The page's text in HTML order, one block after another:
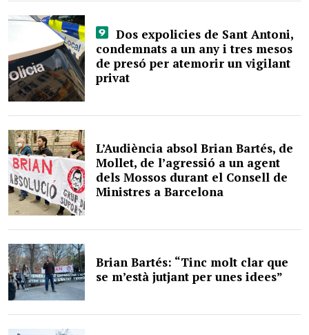
Dos expolicies de Sant Antoni,
condemnats a un any i tres mesos
de presó per atemorir un vigilant
privat
L’Audiència absol Brian Bartés, de
Mollet, de l’agressió a un agent
dels Mossos durant el Consell de
Ministres a Barcelona
Brian Bartés: “Tinc molt clar que
se m’està jutjant per unes idees”